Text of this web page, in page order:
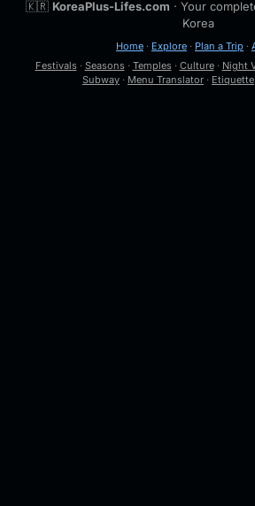
🇰🇷 KoreaPlus-Lifes.com · Your
Korea
Home · Explore · Plan a Trip ·
Festivals· Seasons· Temples· Culture· Night
Subway · Menu Translator · Etiquette